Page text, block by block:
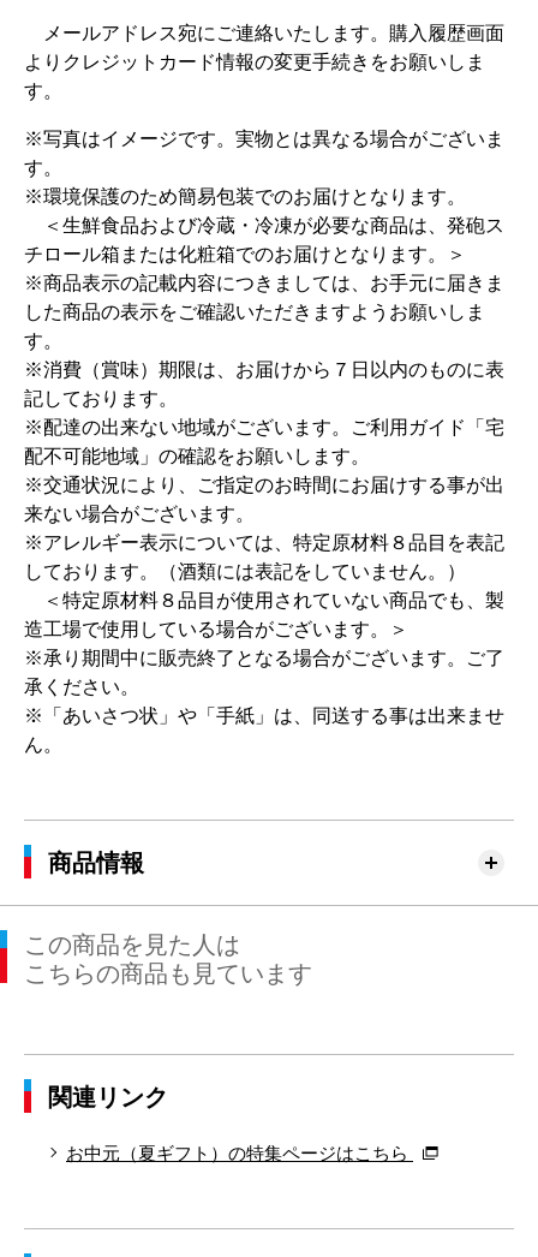
メールアドレス宛にご連絡いたします。購入履歴画面
よりクレジットカード情報の変更手続きをお願いしま
す。
※写真はイメージです。実物とは異なる場合がございま
す。
※環境保護のため簡易包装でのお届けとなります。
＜生鮮食品および冷蔵・冷凍が必要な商品は、発砲ス
チロール箱または化粧箱でのお届けとなります。＞
※商品表示の記載内容につきましては、お手元に届きま
した商品の表示をご確認いただきますようお願いしま
す。
※消費（賞味）期限は、お届けから７日以内のものに表
記しております。
※配達の出来ない地域がございます。ご利用ガイド「宅
配不可能地域」の確認をお願いします。
※交通状況により、ご指定のお時間にお届けする事が出
来ない場合がございます。
※アレルギー表示については、特定原材料８品目を表記
しております。（酒類には表記をしていません。）
＜特定原材料８品目が使用されていない商品でも、製
造工場で使用している場合がございます。＞
※承り期間中に販売終了となる場合がございます。ご了
承ください。
※「あいさつ状」や「手紙」は、同送する事は出来ませ
ん。
商品情報
この商品を見た人は
こちらの商品も見ています
関連リンク
お中元（夏ギフト）の特集ページはこちら